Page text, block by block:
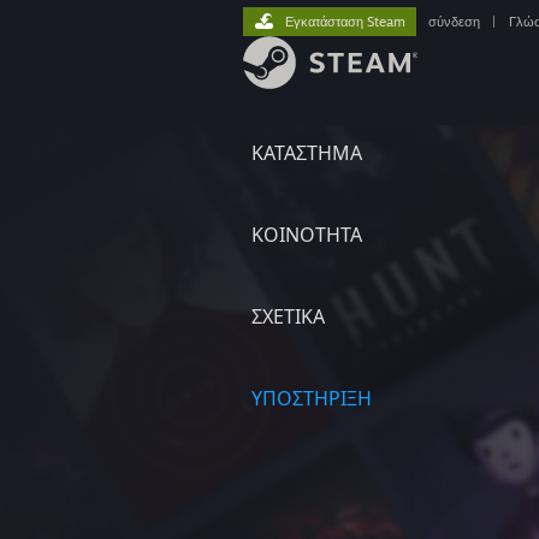
ΚΑΤΑΣΤΗΜΑ
ΚΟΙΝΟΤΗΤΑ
ΣΧΕΤΙΚΆ
ΥΠΟΣΤΗΡΙΞΗ
Εγκατάσταση Steam σύνδεση